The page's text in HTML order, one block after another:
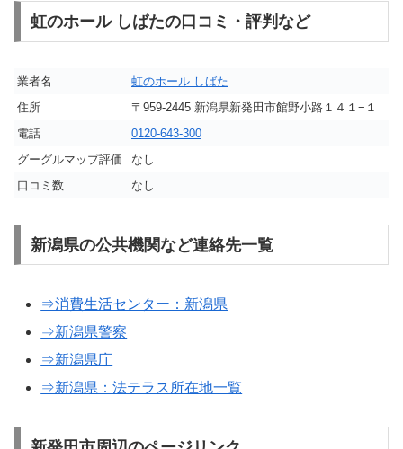
虹のホール しばたの口コミ・評判など
業者名
虹のホール しばた
住所
〒959-2445 新潟県新発田市館野小路１４１−１
電話
0120-643-300
グーグルマップ評価
なし
口コミ数
なし
新潟県の公共機関など連絡先一覧
⇒消費生活センター：新潟県
⇒新潟県警察
⇒新潟県庁
⇒新潟県：法テラス所在地一覧